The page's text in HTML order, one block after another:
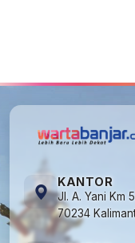
KANTOR
Jl. A. Yani Km
70234